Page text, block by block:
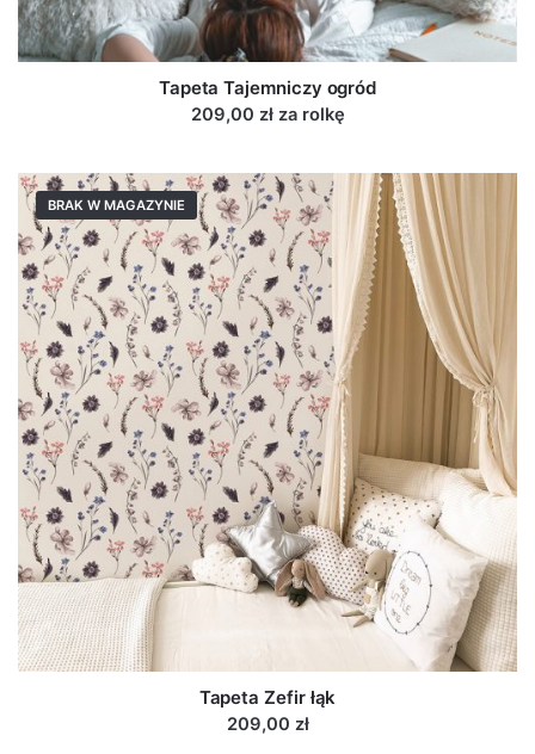
Tapeta Tajemniczy ogród
209,00 zł za rolkę
BRAK W MAGAZYNIE
Tapeta Zefir łąk
209,00 zł